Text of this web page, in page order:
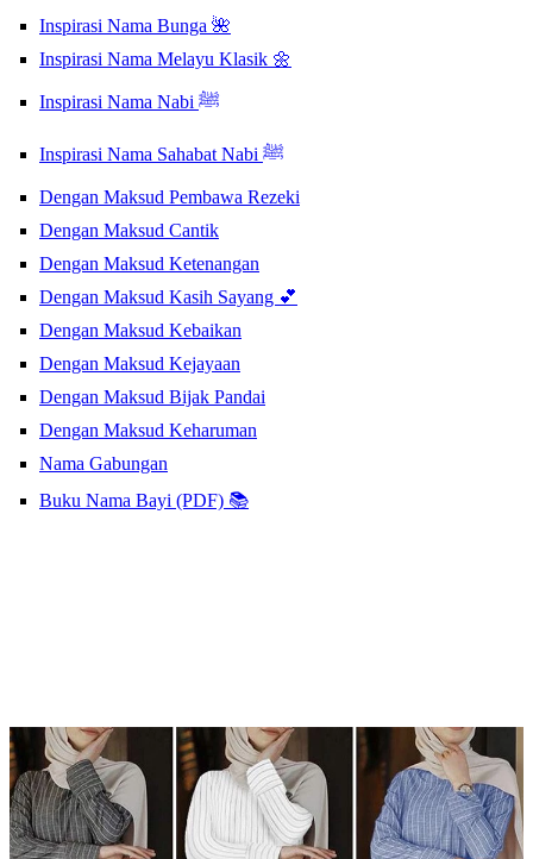
Inspirasi Nama Bunga 🌺
Inspirasi Nama Melayu Klasik 🌼
Inspirasi Nama Nabi ﷺ
Inspirasi Nama Sahabat Nabi ﷺ
Dengan Maksud Pembawa Rezeki
Dengan Maksud Cantik
Dengan Maksud Ketenangan
Dengan Maksud Kasih Sayang 💕
Dengan Maksud Kebaikan
Dengan Maksud Kejayaan
Dengan Maksud Bijak Pandai
Dengan Maksud Keharuman
Nama Gabungan
Buku Nama Bayi (PDF) 📚